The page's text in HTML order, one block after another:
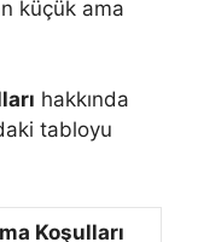
küçük ama
hakkında
tabloyu
Koşulları